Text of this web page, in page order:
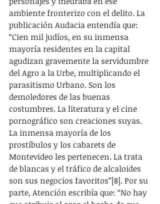
ambiente fronterizo con el delito. La
publicación Audacia entendía que:
“Cien mil judíos, en su inmensa
mayoría residentes en la capital
agudizan gravemente la servidumbre
del Agro a la Urbe, multiplicando el
parasitismo Urbano. Son los
demoledores de las buenas
costumbres. La literatura y el cine
pornográfico son creaciones suyas.
La inmensa mayoría de los
prostíbulos y los cabarets de
Montevideo les pertenecen. La trata
de blancas y el tráfico de alcaloides
son sus negocios favoritos”[8]. Por su
parte, Atención escribía que: “No hay